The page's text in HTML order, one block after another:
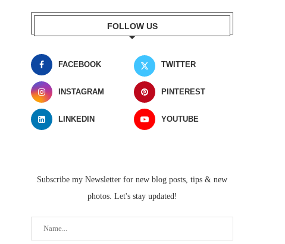
FOLLOW US
FACEBOOK TWITTER
INSTAGRAM PINTEREST
LINKEDIN YOUTUBE
Subscribe my Newsletter for new blog posts, tips & new
photos. Let's stay updated!